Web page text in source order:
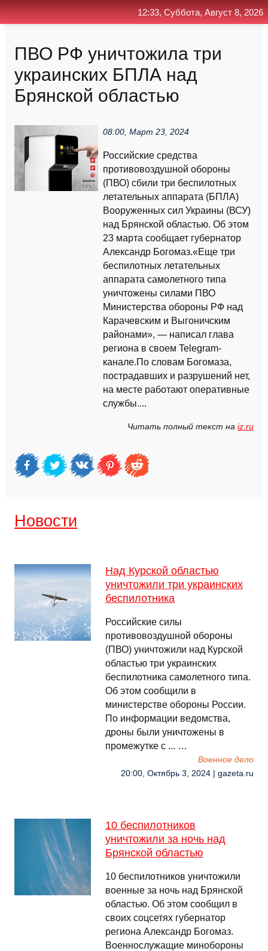
ПВО РФ уничтожила три
украинских БПЛА над
Брянской областью
08:00, Март 23, 2024
Российские средства
противовоздушной обороны
(ПВО) сбили три беспилотных
летательных аппарата (БПЛА)
Вооруженных сил Украины (ВСУ)
над Брянской областью. Об этом
23 марта сообщает губернатор
Александр Богомаз.«Еще три
беспилотных летательных
аппарата самолетного типа
уничтожены силами ПВО
Министерства обороны РФ над
Карачевским и Выгоничским
районами», ― написал глава
региона в своем Telegram-
канале.По словам Богомаза,
пострадавших и разрушений нет,
на месте работают оперативные
службы....
Читать полный текст на iz.ru
Новости
Над Курской областью
уничтожили три украинских
беспилотника
Российские силы
противовоздушной обороны
(ПВО) уничтожили над Курской
областью три украинских
беспилотника самолетного типа.
Об этом сообщили в
министерстве обороны России.
По информации ведомства,
дроны были уничтожены в
промежутке с ... …
Военное дело
20:00, Октябрь 3, 2024 | gazeta.ru
10 беспилотников
уничтожили за ночь над
Брянской областью
10 беспилотников уничтожили
военные за ночь над Брянской
областью. Об этом сообщил в
своих соцсетях губернатор
региона Александр Богомаз.
Военнослужащие минобороны
12:33, Суббота, Август 8, 2026